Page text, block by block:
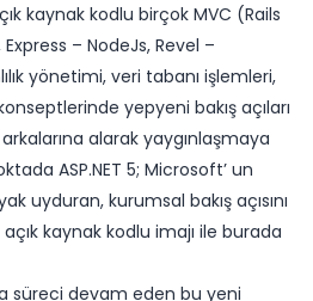
kaynak kodlu birçok MVC (Rails
– NodeJs, Revel –
yönetimi, veri tabanı işlemleri,
yepyeni bakış açıları
alarak yaygınlaşmaya
ASP.NET 5; Microsoft’ un
uyduran, kurumsal bakış açısını
kaynak kodlu imajı ile burada
süreci devam eden bu yeni